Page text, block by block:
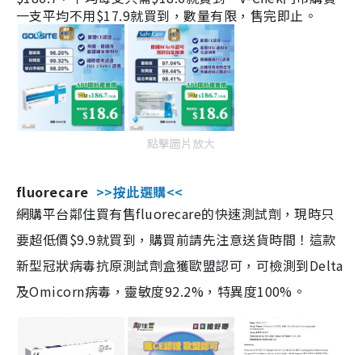
一支平均不用$17.9就買到，數量有限，售完即止。
點擊圖片放大
fluorecare >>按此選購<<
網購平台鄰住買有售fluorecare的快速測試劑，現時只
要超低價$9.9就買到，購買前請先注意送貨時間！這款
新型冠狀病毒抗原測試劑盒獲歐盟認可，可檢測到Delta
及Omicorn病毒，靈敏度92.2%，特異度100%。